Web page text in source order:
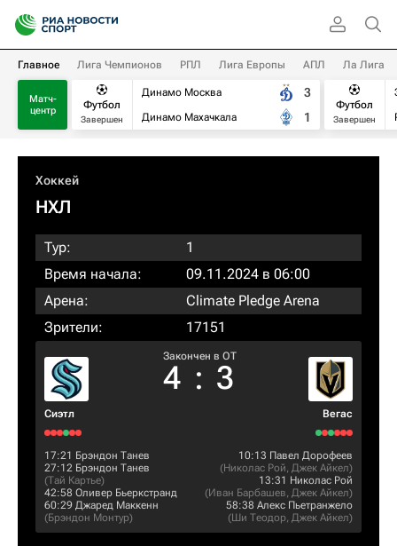
Главное Лига Чемпионов РПЛ Лига Европы АПЛ Ла Лига
Матч-
центр
Футбол
Завершен
Динамо Москва
Динамо Махачкала
3
1
Футбол
Завершен
Хоккей
НХЛ
Тур:
1
Время начала:
09.11.2024 в 06:00
Арена:
Climate Pledge Arena
Зрители:
17151
Сиэтл
Закончен в OT
4 : 3
Вегас
17:21 Брэндон Танев
27:12 Брэндон Танев
(Тай Картье)
42:58 Оливер Бьеркстранд
60:29 Джаред Маккенн
(Брэндон Монтур)
10:13 Павел Дорофеев
(Николас Рой, Джек Айкел)
13:31 Николас Рой
(Иван Барбашев, Джек Айкел)
58:38 Алекс Пьетранжело
(Ши Теодор, Джек Айкел)